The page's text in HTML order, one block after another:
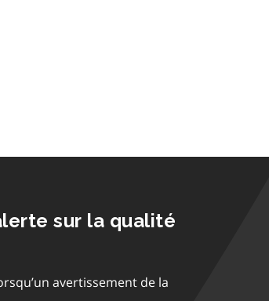
sur la qualité
avertissement de la